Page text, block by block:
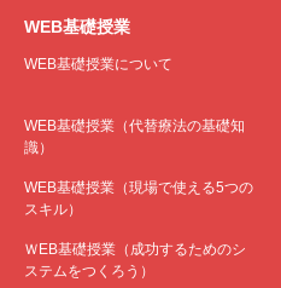
WEB基礎授業
WEB基礎授業について
WEB基礎授業（代替療法の基礎知
識）
WEB基礎授業（現場で使える5つの
スキル）
ＷEB基礎授業（成功するためのシ
ステムをつくろう）